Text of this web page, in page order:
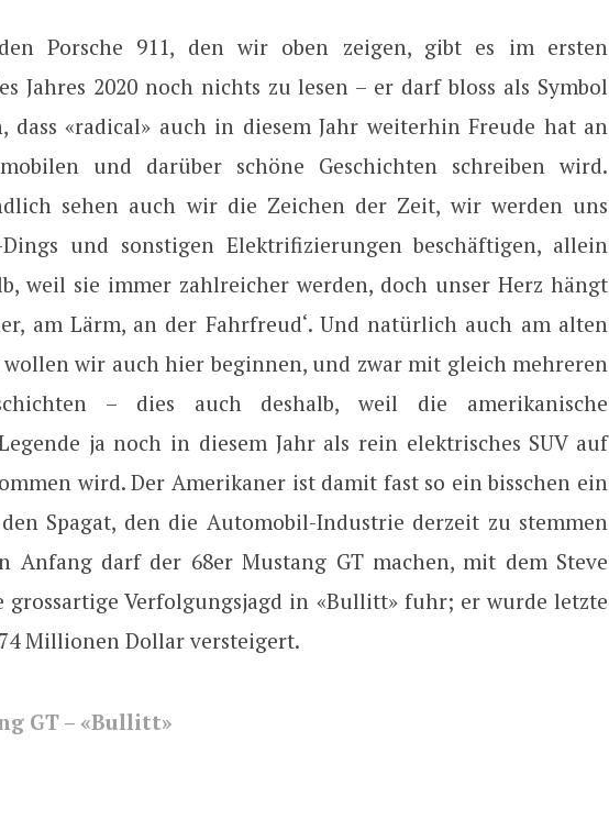
Porsche 911, den wir oben zeigen, gibt es im ersten
Jahres 2020 noch nichts zu lesen – er darf bloss als Symbol
dass «radical» auch in diesem Jahr weiterhin Freude hat an
und darüber schöne Geschichten schreiben wird.
sehen auch wir die Zeichen der Zeit, wir werden uns
und sonstigen Elektrifizierungen beschäftigen, allein
weil sie immer zahlreicher werden, doch unser Herz hängt
am Lärm, an der Fahrfreud‘. Und natürlich auch am alten
wollen wir auch hier beginnen, und zwar mit gleich mehreren
– dies auch deshalb, weil die amerikanische
ja noch in diesem Jahr als rein elektrisches SUV auf
wird. Der Amerikaner ist damit fast so ein bisschen ein
Spagat, den die Automobil-Industrie derzeit zu stemmen
Anfang darf der 68er Mustang GT machen, mit dem Steve
grossartige Verfolgungsjagd in «Bullitt» fuhr; er wurde letzte
Millionen Dollar versteigert.
GT – «Bullitt»